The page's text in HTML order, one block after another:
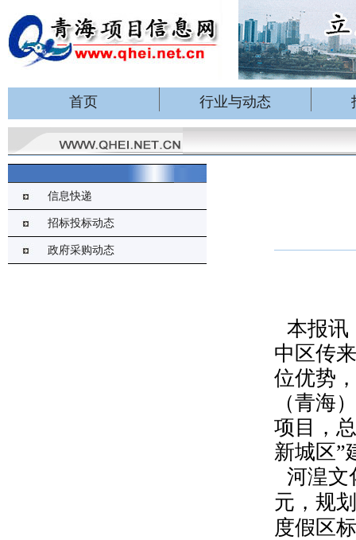
首页 行业与动态
信息快递
招标投标动态
政府采购动态
本报讯
中区传
位优势
（青海
项目，
新城区”
河湟文
元，规
度假区